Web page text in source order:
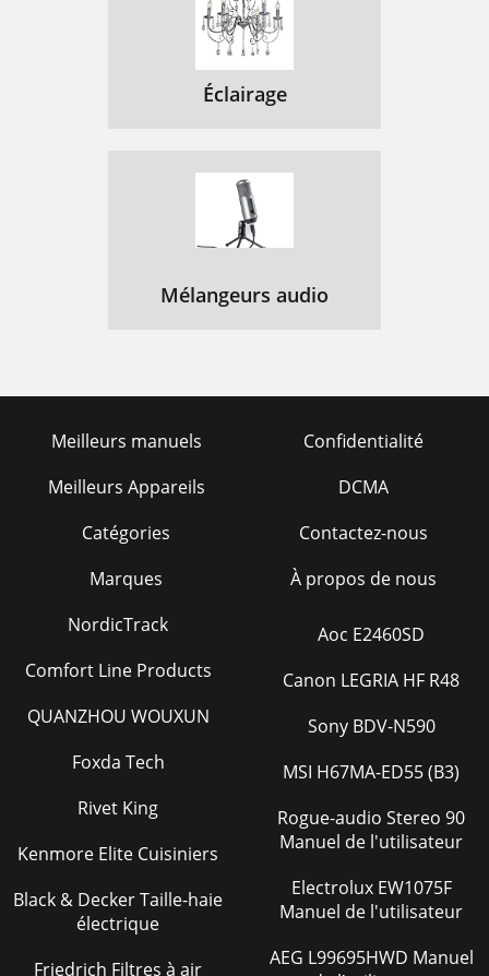
Éclairage
Mélangeurs audio
Meilleurs manuels
Meilleurs Appareils
Catégories
Marques
Confidentialité
DCMA
Contactez-nous
À propos de nous
NordicTrack
Comfort Line Products
QUANZHOU WOUXUN
Foxda Tech
Rivet King
Kenmore Elite Cuisiniers
Black & Decker Taille-haie
électrique
Friedrich Filtres à air
Aoc E2460SD
Canon LEGRIA HF R48
Sony BDV-N590
MSI H67MA-ED55 (B3)
Rogue-audio Stereo 90
Manuel de l'utilisateur
Electrolux EW1075F
Manuel de l'utilisateur
AEG L99695HWD Manuel